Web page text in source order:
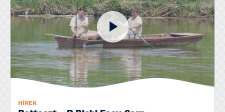
HÍREK